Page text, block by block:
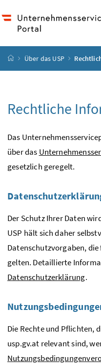
Startseite
Über das USP
Rechtliche
Das
über das
gesetzlich geregelt.
Der Schutz Ihrer Daten
USP hält sich daher
Datenschutzvorgaben,
gelten. Detaillierte
Datenschutzerklärung.
Die Rechte und Pflichten,
usp.gv.at relevant sind,